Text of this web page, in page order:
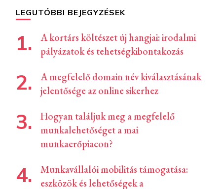
LEGUTÓBBI BEJEGYZÉSEK
A kortárs költészet új hangjai: irodalmi
pályázatok és tehetségkibontakozás
A megfelelő domain név kiválasztásának
jelentősége az online sikerhez
Hogyan találjuk meg a megfelelő
munkalehetőséget a mai
munkaerőpiacon?
Munkavállalói mobilitás támogatása:
eszközök és lehetőségek a